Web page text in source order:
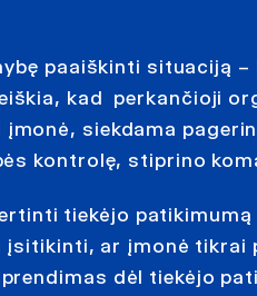
paaiškinti situaciją –
kad perkančioji
siekdama
kontrolę, stiprino
tiekėjo patikimumą
ar įmonė tikrai
dėl tiekėjo